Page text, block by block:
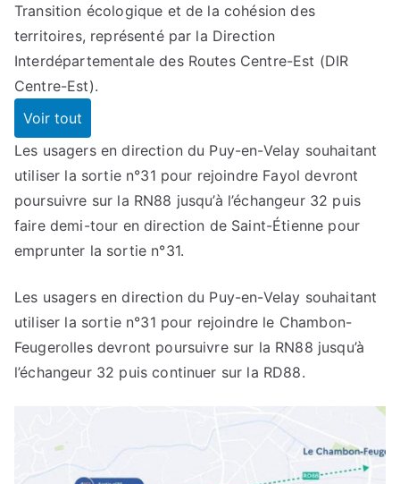
Transition écologique et de la cohésion des
territoires, représenté par la Direction
Interdépartementale des Routes Centre-Est (DIR
Centre-Est).
Voir tout
Les usagers en direction du Puy-en-Velay souhaitant
utiliser la sortie n°31 pour rejoindre Fayol devront
poursuivre sur la RN88 jusqu’à l’échangeur 32 puis
faire demi-tour en direction de Saint-Étienne pour
emprunter la sortie n°31.
Les usagers en direction du Puy-en-Velay souhaitant
utiliser la sortie n°31 pour rejoindre le Chambon-
Feugerolles devront poursuivre sur la RN88 jusqu’à
l’échangeur 32 puis continuer sur la RD88.